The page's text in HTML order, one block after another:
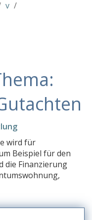
v /
wird für
Beispiel für den
die Finanzierung